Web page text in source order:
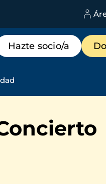
destacados
Hazte socio/a